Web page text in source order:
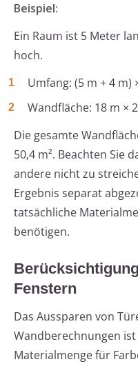
Beispiel:
Ein Raum ist 5 Meter
hoch.
Umfang: (5 m + 4 m)
Wandfläche: 18 m ×
Die gesamte
50,4 m². Beachten Sie
andere nicht zu
Ergebnis separat
tatsächliche
benötigen.
Fenstern
Das Aussparen von
Wandberechnungen
Materialmenge für